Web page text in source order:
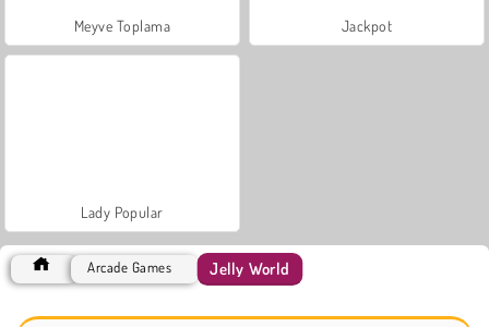
Meyve Toplama Jackpot
Lady Popular
Arcade Games Jelly World